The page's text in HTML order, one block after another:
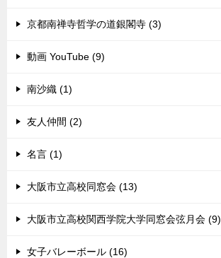
京都南禅寺哲学の道銀閣寺 (3)
動画 YouTube (9)
南沙織 (1)
友人仲間 (2)
名言 (1)
大阪市立高校同窓会 (13)
大阪市立高校関西学院大学同窓会弦月会 (9)
女子バレーボール (16)